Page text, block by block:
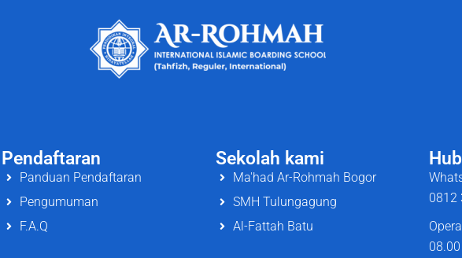
Pendaftaran
Panduan Pendaftaran
Pengumuman
F.A.Q
0812
Sekolah kami
Ma'had Ar-Rohmah Bogor
SMH Tulungagung
Al-Fattah Batu